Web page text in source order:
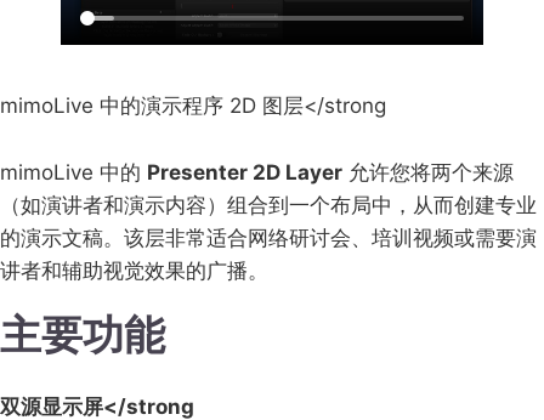
mimoLive 中的演示程序 2D 图层</strong
mimoLive 中的 Presenter 2D Layer 允许您将两个来源
（如演讲者和演示内容）组合到一个布局中，从而创建专业
的演示文稿。该层非常适合网络研讨会、培训视频或需要演
讲者和辅助视觉效果的广播。
主要功能
双源显示屏</strong